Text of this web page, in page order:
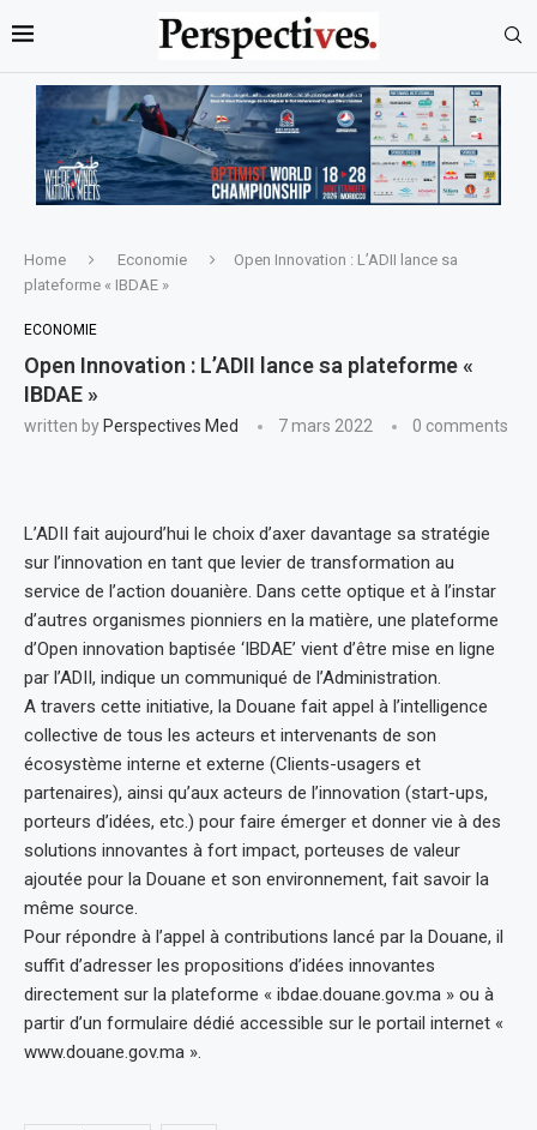
Home Economie
Open Innovation : L’ADII lance sa
plateforme « IBDAE »
ECONOMIE
Open Innovation : L’ADII lance sa plateforme «
IBDAE »
written by Perspectives Med 7 mars 2022 0 comments
L’ADII fait aujourd’hui le choix d’axer davantage sa stratégie
sur l’innovation en tant que levier de transformation au
service de l’action douanière. Dans cette optique et à l’instar
d’autres organismes pionniers en la matière, une plateforme
d’Open innovation baptisée ‘IBDAE’ vient d’être mise en ligne
par l’ADII, indique un communiqué de l’Administration.
A travers cette initiative, la Douane fait appel à l’intelligence
collective de tous les acteurs et intervenants de son
écosystème interne et externe (Clients-usagers et
partenaires), ainsi qu’aux acteurs de l’innovation (start-ups,
porteurs d’idées, etc.) pour faire émerger et donner vie à des
solutions innovantes à fort impact, porteuses de valeur
ajoutée pour la Douane et son environnement, fait savoir la
même source.
Pour répondre à l’appel à contributions lancé par la Douane, il
suffit d’adresser les propositions d’idées innovantes
directement sur la plateforme « ibdae.douane.gov.ma » ou à
partir d’un formulaire dédié accessible sur le portail internet «
www.douane.gov.ma ».